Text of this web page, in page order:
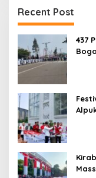
Recent Post
437